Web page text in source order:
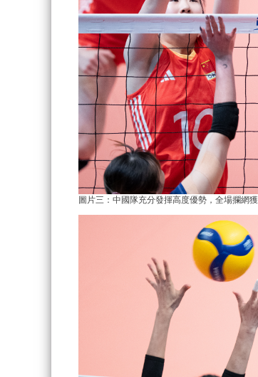
圖片三：中國隊充分發揮高度優勢，全場攔網獲